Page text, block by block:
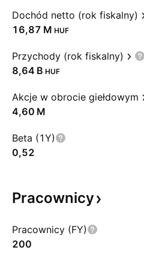
Dochód netto (rok fiskalny)
‪16,87 M‬ HUF
Przychody (rok fiskalny)
‪8,64 B‬ HUF
Akcje w obrocie giełdowym
‪4,60 M‬
Beta (1Y)
0,52
Pracownicy
Pracownicy (FY)
200